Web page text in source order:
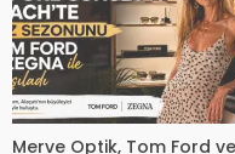
Merve Optik, Tom Ford ve